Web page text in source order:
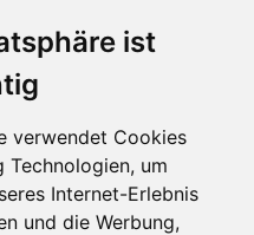
ist
verwendet Cookies
Technologien, um
Internet-Erlebnis
und die Werbung,
paar Fragen
Umbauten/Restaurierungen)